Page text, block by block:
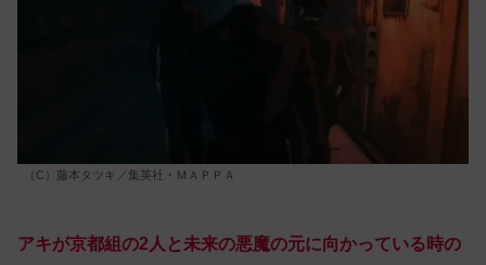
（C）藤本タツキ／集英社・ＭＡＰＰＡ
アキが京都組の2人と未来の悪魔の元に向かっている時の